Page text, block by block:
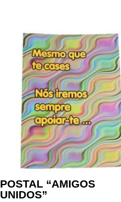
POSTAL “AMIGOS
UNIDOS”